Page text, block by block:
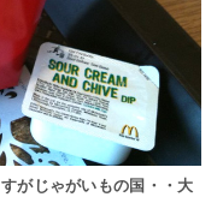
がじゃがいもの国・・大